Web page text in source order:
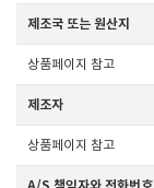
제조국 또는 원산지
상품페이지 참고
제조자
상품페이지 참고